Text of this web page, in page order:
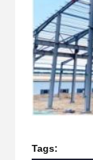
Tags: